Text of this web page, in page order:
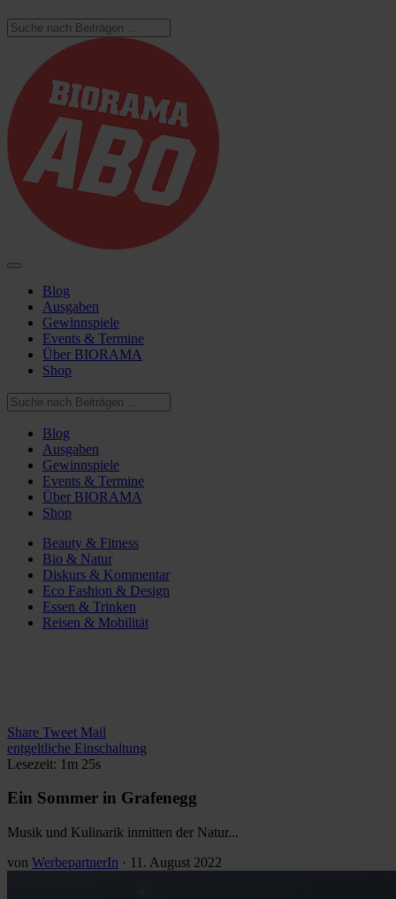
Blog
Ausgaben
Gewinnspiele
Events & Termine
Über BIORAMA
Shop
Blog
Ausgaben
Gewinnspiele
Events & Termine
Über BIORAMA
Shop
Beauty & Fitness
Bio & Natur
Diskurs & Kommentar
Eco Fashion & Design
Essen & Trinken
Reisen & Mobilität
Share Tweet Mail
entgeltliche Einschaltung
Lesezeit: 1m 25s
Ein Sommer in Grafenegg
Musik und Kulinarik inmitten der Natur...
von WerbepartnerIn · 11. August 2022